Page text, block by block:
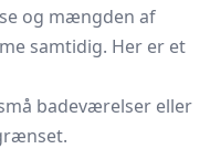
og mængden af
samtidig. Her er et
badeværelser eller